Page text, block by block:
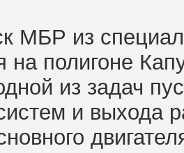
МБР из
на полигоне
из задач
и выхода